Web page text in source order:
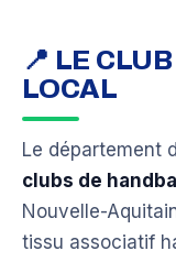
📍 LE
LOCAL
Le département
clubs de handball
Nouvelle-
tissu associatif